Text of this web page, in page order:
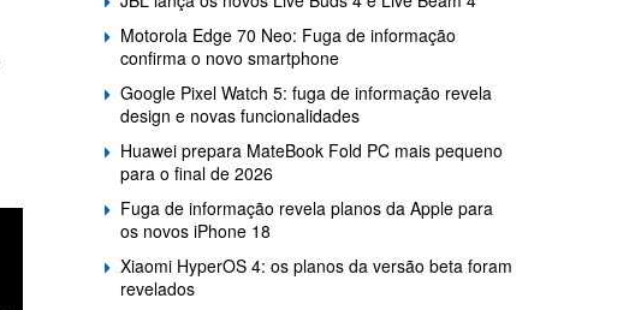
Motorola Edge 70 Neo: Fuga de informação
confirma o novo smartphone
Google Pixel Watch 5: fuga de informação revela
design e novas funcionalidades
Huawei prepara MateBook Fold PC mais pequeno
para o final de 2026
Fuga de informação revela planos da Apple para
os novos iPhone 18
Xiaomi HyperOS 4: os planos da versão beta foram
revelados